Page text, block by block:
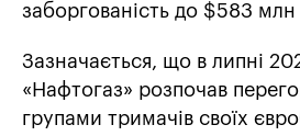
заборгованість до $583 млн
Зазначається, що в липні
«Нафтогаз» розпочав
групами тримачів своїх